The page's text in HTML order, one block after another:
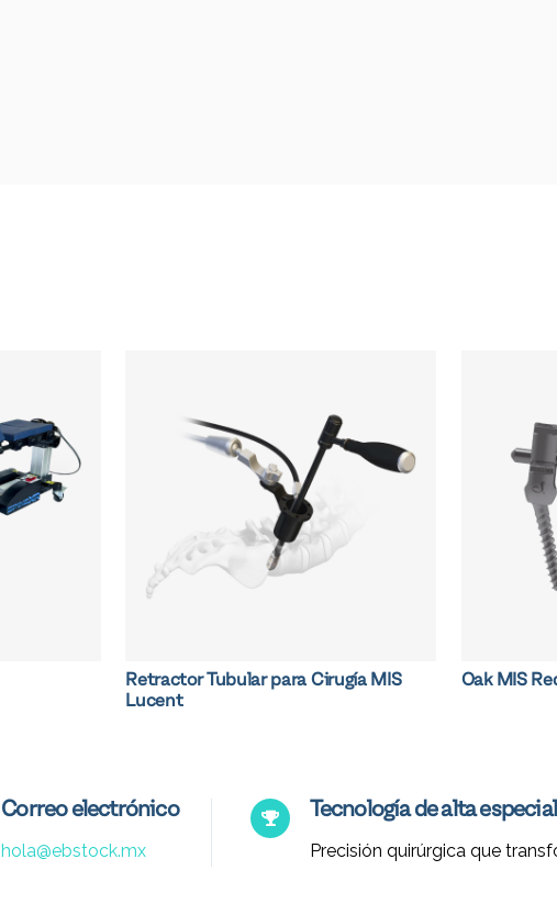
Retractor Tubular para Cirugía MIS
Lucent
Oak MIS
Correo electrónico
hola@ebstock.mx
Tecnología de alta
Precisión quirúrgica que